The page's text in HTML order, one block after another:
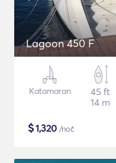
Lagoon 450 F
Katamaran
45 ft
14 m
$1,320 /noč